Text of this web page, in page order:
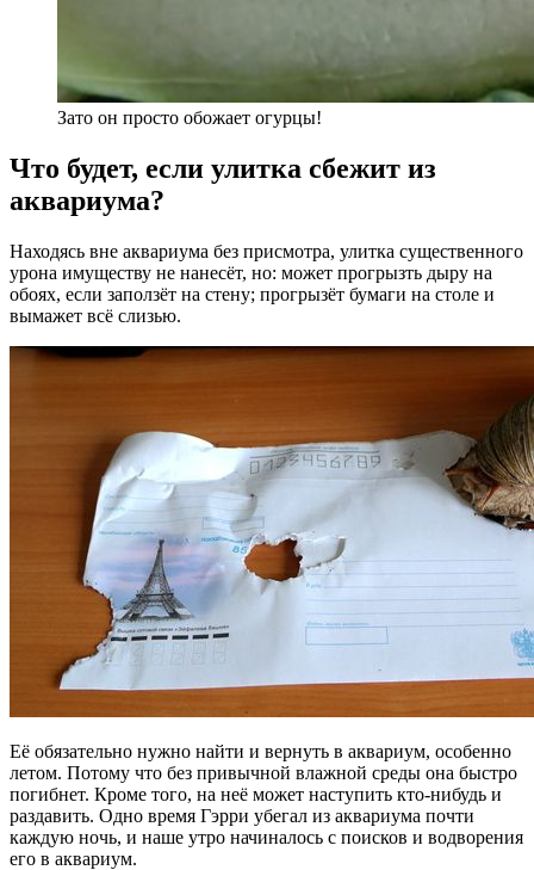
Зато он просто обожает огурцы!
Что будет, если улитка сбежит из
аквариума?
Находясь вне аквариума без присмотра, улитка существенного
урона имуществу не нанесёт, но: может прогрызть дыру на
обоях, если заползёт на стену; прогрызёт бумаги на столе и
вымажет всё слизью.
Её обязательно нужно найти и вернуть в аквариум, особенно
летом. Потому что без привычной влажной среды она быстро
погибнет. Кроме того, на неё может наступить кто-нибудь и
раздавить. Одно время Гэрри убегал из аквариума почти
каждую ночь, и наше утро начиналось с поисков и водворения
его в аквариум.